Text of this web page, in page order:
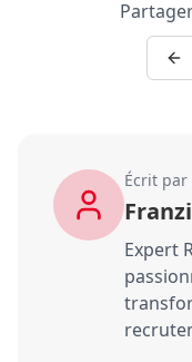
Écrit par
Expert